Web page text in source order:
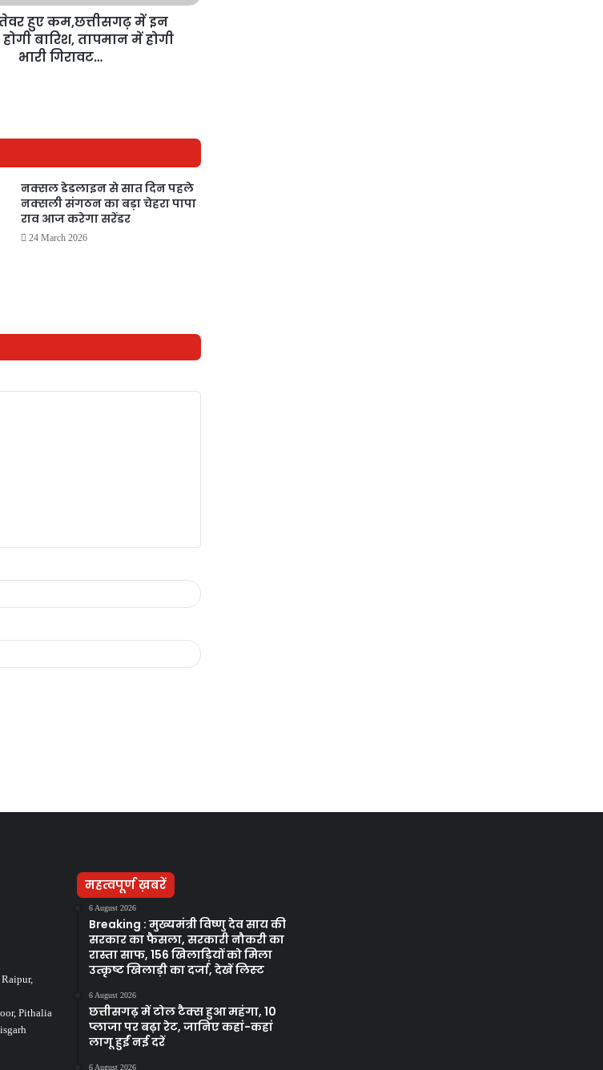
हुए कम,छत्तीसगढ़ में इन
बारिश, तापमान में होगी
भारी गिरावट…
नक्सल डेडलाइन से सात दिन पहले
नक्सली संगठन का बड़ा चेहरा पापा
राव आज करेगा सरेंडर
24 March 2026
Pithalia
महत्वपूर्ण ख़बरें
6 August 2026
Breaking : मुख्यमंत्री विष्णु देव साय की
सरकार का फैसला, सरकारी नौकरी का
रास्ता साफ, 156 खिलाड़ियों को मिला
उत्कृष्ट खिलाड़ी का दर्जा, देखें लिस्‍ट
6 August 2026
छत्तीसगढ़ में टोल टैक्स हुआ महंगा, 10
प्लाजा पर बढ़ा रेट, जानिए कहां-कहां
लागू हुईं नई दरें
6 August 2026